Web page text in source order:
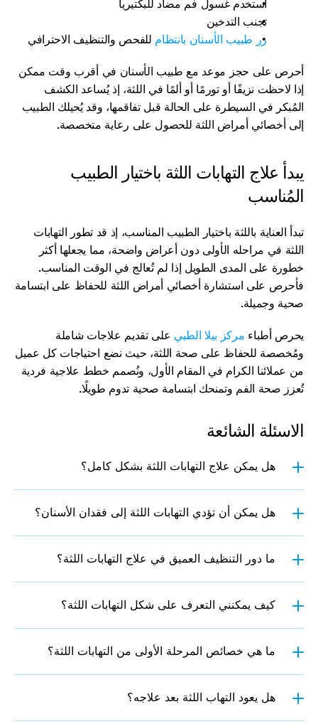
استخدم غسول فم مضاد للبكتيريا
تجنب التدخين
زر طبيب الأسنان بانتظام للفحص والتنظيف الاحترافي
إلى أخصائي أمراض اللثة للحصول على رعاية متخصصة.
المُناسب
صحية وجميلة.
يحرص أطباء مركز بيلا الطبي
تُعزز صحة الفم وتمنحك ابتسامة صحية تدوم طويلًا.
الاسئلة الشائعة
هل يمكن علاج التهابات اللثة بشكل كامل؟
هل يمكن أن تؤدي التهابات اللثة إلى فقدان الأسنان؟
ما دور التنظيف العميق في علاج التهابات اللثة؟
كيف يمكنني التعرف على شكل التهابات اللثة؟
ما هي خصائص المرحلة الأولى من التهابات اللثة؟
هل يعود التهاب اللثة بعد علاجه؟